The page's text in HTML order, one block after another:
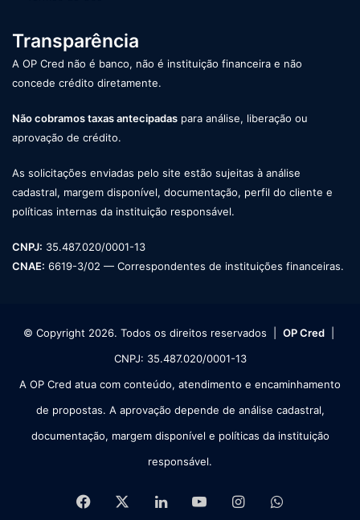
Transparência
A OP Cred não é banco, não é instituição financeira e não
concede crédito diretamente.
Não cobramos taxas antecipadas para análise, liberação ou
aprovação de crédito.
As solicitações enviadas pelo site estão sujeitas à análise
cadastral, margem disponível, documentação, perfil do cliente e
políticas internas da instituição responsável.
CNPJ: 35.487.020/0001-13
CNAE: 6619-3/02 — Correspondentes de instituições financeiras.
© Copyright 2026. Todos os direitos reservados | OP Cred|
CNPJ: 35.487.020/0001-13
A OP Cred atua com conteúdo, atendimento e encaminhamento
de propostas. A aprovação depende de análise cadastral,
documentação, margem disponível e políticas da instituição
responsável.
Facebook LinkedinYouTubeInstagramWhatsApp